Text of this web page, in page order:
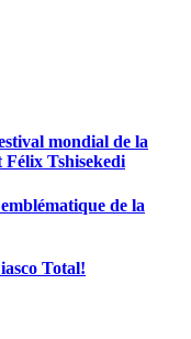
mondial de la
Tshisekedi
de la
Total!